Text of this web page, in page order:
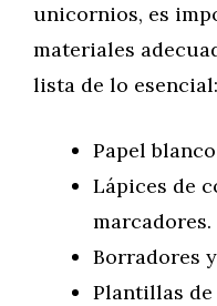
unicornios, es
materiales
lista de lo esencial:
Papel
Lápices de
marcadores.
Borradores
Plantillas